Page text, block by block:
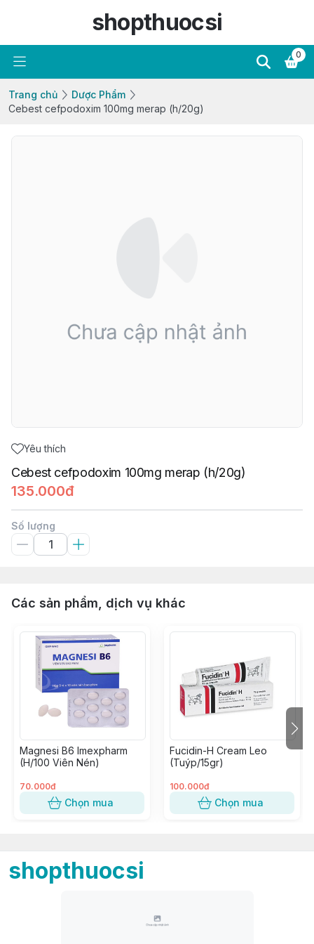
shopthuocsi
0
Trang chủ
Dược Phẩm
Cebest cefpodoxim 100mg merap (h/20g)
Yêu thích
Cebest cefpodoxim 100mg merap (h/20g)
135.000đ
Số lượng
Các sản phẩm, dịch vụ khác
Magnesi B6 Imexpharm
(H/100 Viên Nén)
70.000đ
Chọn mua
Fucidin-H Cream Leo
(Tuýp/15gr)
100.000đ
Chọn mua
shopthuocsi